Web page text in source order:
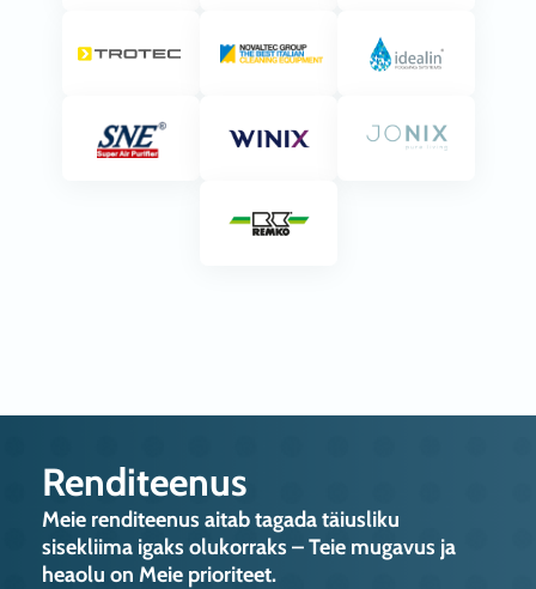
Renditeenus
Meie renditeenus aitab tagada täiusliku
sisekliima igaks olukorraks – Teie mugavus ja
heaolu on Meie prioriteet.